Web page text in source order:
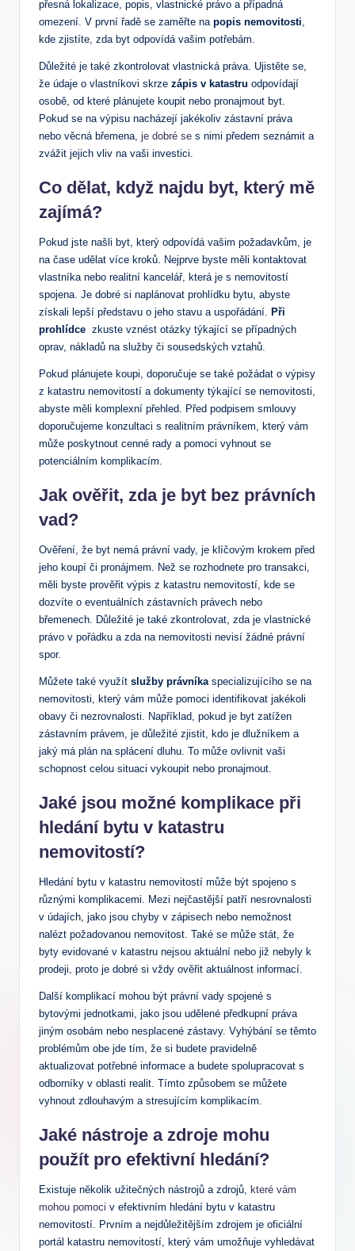
přesná lokalizace,‍ popis, ​vlastnické právo a případná
omezení.‌ V první řadě⁤ se zaměřte ⁣na⁢ popis nemovitosti
kde⁢ zjistíte, ⁢zda byt odpovídá vašim potřebám.
Důležité je také ⁤zkontrolovat vlastnická práva. Ujistěte se,
že údaje o vlastníkovi⁣ skrze zápis​ v katastru odpovídají
osobě, ⁣od které plánujete koupit nebo pronajmout byt. ​
Pokud se na výpisu nacházejí jakékoliv zástavní práva
nebo věcná břemena, je dobré se ‍ s nimi⁢ předem ‍seznámit ⁤a
zvážit⁣ jejich⁤ vliv na⁣ vaši investici.
Co dělat, když​ najdu byt, který ⁤mě
⁢zajímá?
Pokud jste našli ‌byt, který odpovídá ⁢vašim požadavkům, je
na čase udělat více‌ kroků. Nejprve⁣ byste⁤ měli kontaktovat
⁣vlastníka ‌nebo realitní kancelář, která je s nemovitostí
‌spojena. Je dobré ⁢si ⁤naplánovat prohlídku bytu,​ abyste
získali lepší ⁢představu o jeho stavu a uspořádání.
Při
prohlídce ⁣ zkuste vznést otázky týkající se případných
oprav, ‌nákladů na‌ služby či⁣ sousedských ‍vztahů.
Pokud plánujete koupi,⁣ doporučuje⁤ se také požádat o výpisy​
z⁢ katastru nemovitostí ⁤a ​dokumenty týkající se‍ nemovitosti,
abyste‌ měli komplexní přehled. Před podpisem ‌smlouvy
doporučujeme⁤ konzultaci s realitním právníkem, který vám
může poskytnout cenné rady a​ pomoci⁣ vyhnout se
potenciálním⁤ komplikacím.
Jak ‍ověřit, zda je byt bez ⁢právních‌
vad?
Ověření, že byt nemá‌ právní vady, je klíčovým⁣ krokem ⁤před
⁢jeho koupí či ⁣pronájmem. Než se ⁣rozhodnete pro transakci,
měli byste⁣ prověřit ⁤výpis ​z katastru ⁤nemovitostí, kde se
dozvíte o⁢ eventuálních⁤ zástavních právech ⁣nebo
břemenech. Důležité je také zkontrolovat, zda je ⁢vlastnické
právo v pořádku a zda na nemovitosti nevisí⁣ žádné právní
spor.
Můžete také využít⁢ služby právníka specializujícího ⁤se​ na ​
nemovitosti, který vám může⁢ pomoci identifikovat jakékoli
obavy či nezrovnalosti. Například, pokud je byt‌ zatížen⁤
zástavním právem, je ‍důležité zjistit,⁤ kdo je dlužníkem ‌a
jaký má plán na splácení dluhu. To může ovlivnit vaši
schopnost celou situaci vykoupit ‍nebo pronajmout.
Jaké jsou možné komplikace ‌při
hledání⁣ bytu v katastru
nemovitostí?
Hledání ‍bytu v ​katastru nemovitostí může být spojeno s
různými komplikacemi. ⁣Mezi nejčastější patří nesrovnalosti
v údajích,⁣ jako jsou chyby ⁣v zápisech nebo nemožnost
nalézt požadovanou nemovitost. ‌Také se může ​stát, že
byty evidované v katastru nejsou ​aktuální nebo již nebyly k
prodeji, proto je ⁤dobré si vždy ověřit aktuálnost informací.
Další komplikací mohou být právní ⁣vady spojené s
bytovými jednotkami, jako jsou udělené předkupní⁤ práva
⁣jiným osobám nebo nesplacené zástavy. Vyhýbání se těmto
‍problémům obe jde tím, že ‌si ⁣budete pravidelně⁢
aktualizovat potřebné‍ informace a budete spolupracovat s
‍odborníky v ​oblasti realit. ⁢Tímto způsobem se můžete
vyhnout zdlouhavým a stresujícím ⁤komplikacím.
Jaké nástroje‌ a zdroje mohu
použít pro efektivní‍ hledání?
Existuje několik užitečných nástrojů a⁤ zdrojů,​
které vám⁣
mohou pomoci v ⁣efektivním ⁣hledání‌ bytu v katastru
nemovitostí. ‌Prvním​ a‍ nejdůležitějším zdrojem je oficiální
portál katastru‌ nemovitostí, který vám umožňuje⁣ vyhledávat